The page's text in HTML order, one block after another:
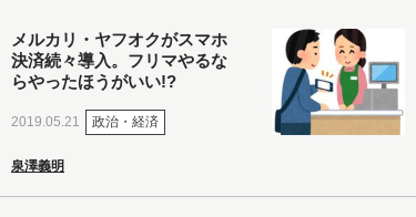
メルカリ・ヤフオクがスマホ
決済続々導入。フリマやるな
らやったほうがいい!?
2019.05.21 政治・経済
泉澤義明